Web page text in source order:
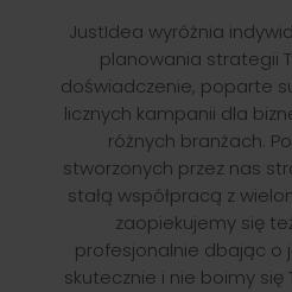
JustIdea wyróżnia
planowania strategii
doświadczenie, poparte
licznych kampanii dla
różnych branżach.
stworzonych przez nas
stałą współpracą z
zaopiekujemy się
profesjonalnie dbając o
skutecznie i nie boimy się